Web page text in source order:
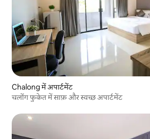
Chalong में अपार्टमेंट
चलोंग फुकेत में साफ़ और स्वच्छ अपार्टमेंट